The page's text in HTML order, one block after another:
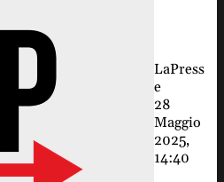
LaPress
e
28
Maggio
2025,
14:40